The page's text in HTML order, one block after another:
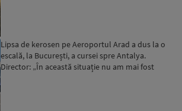
Lipsa de kerosen pe Aeroportul Arad a dus la o
escală, la București, a cursei spre Antalya.
Director: „În această situație nu am mai fost